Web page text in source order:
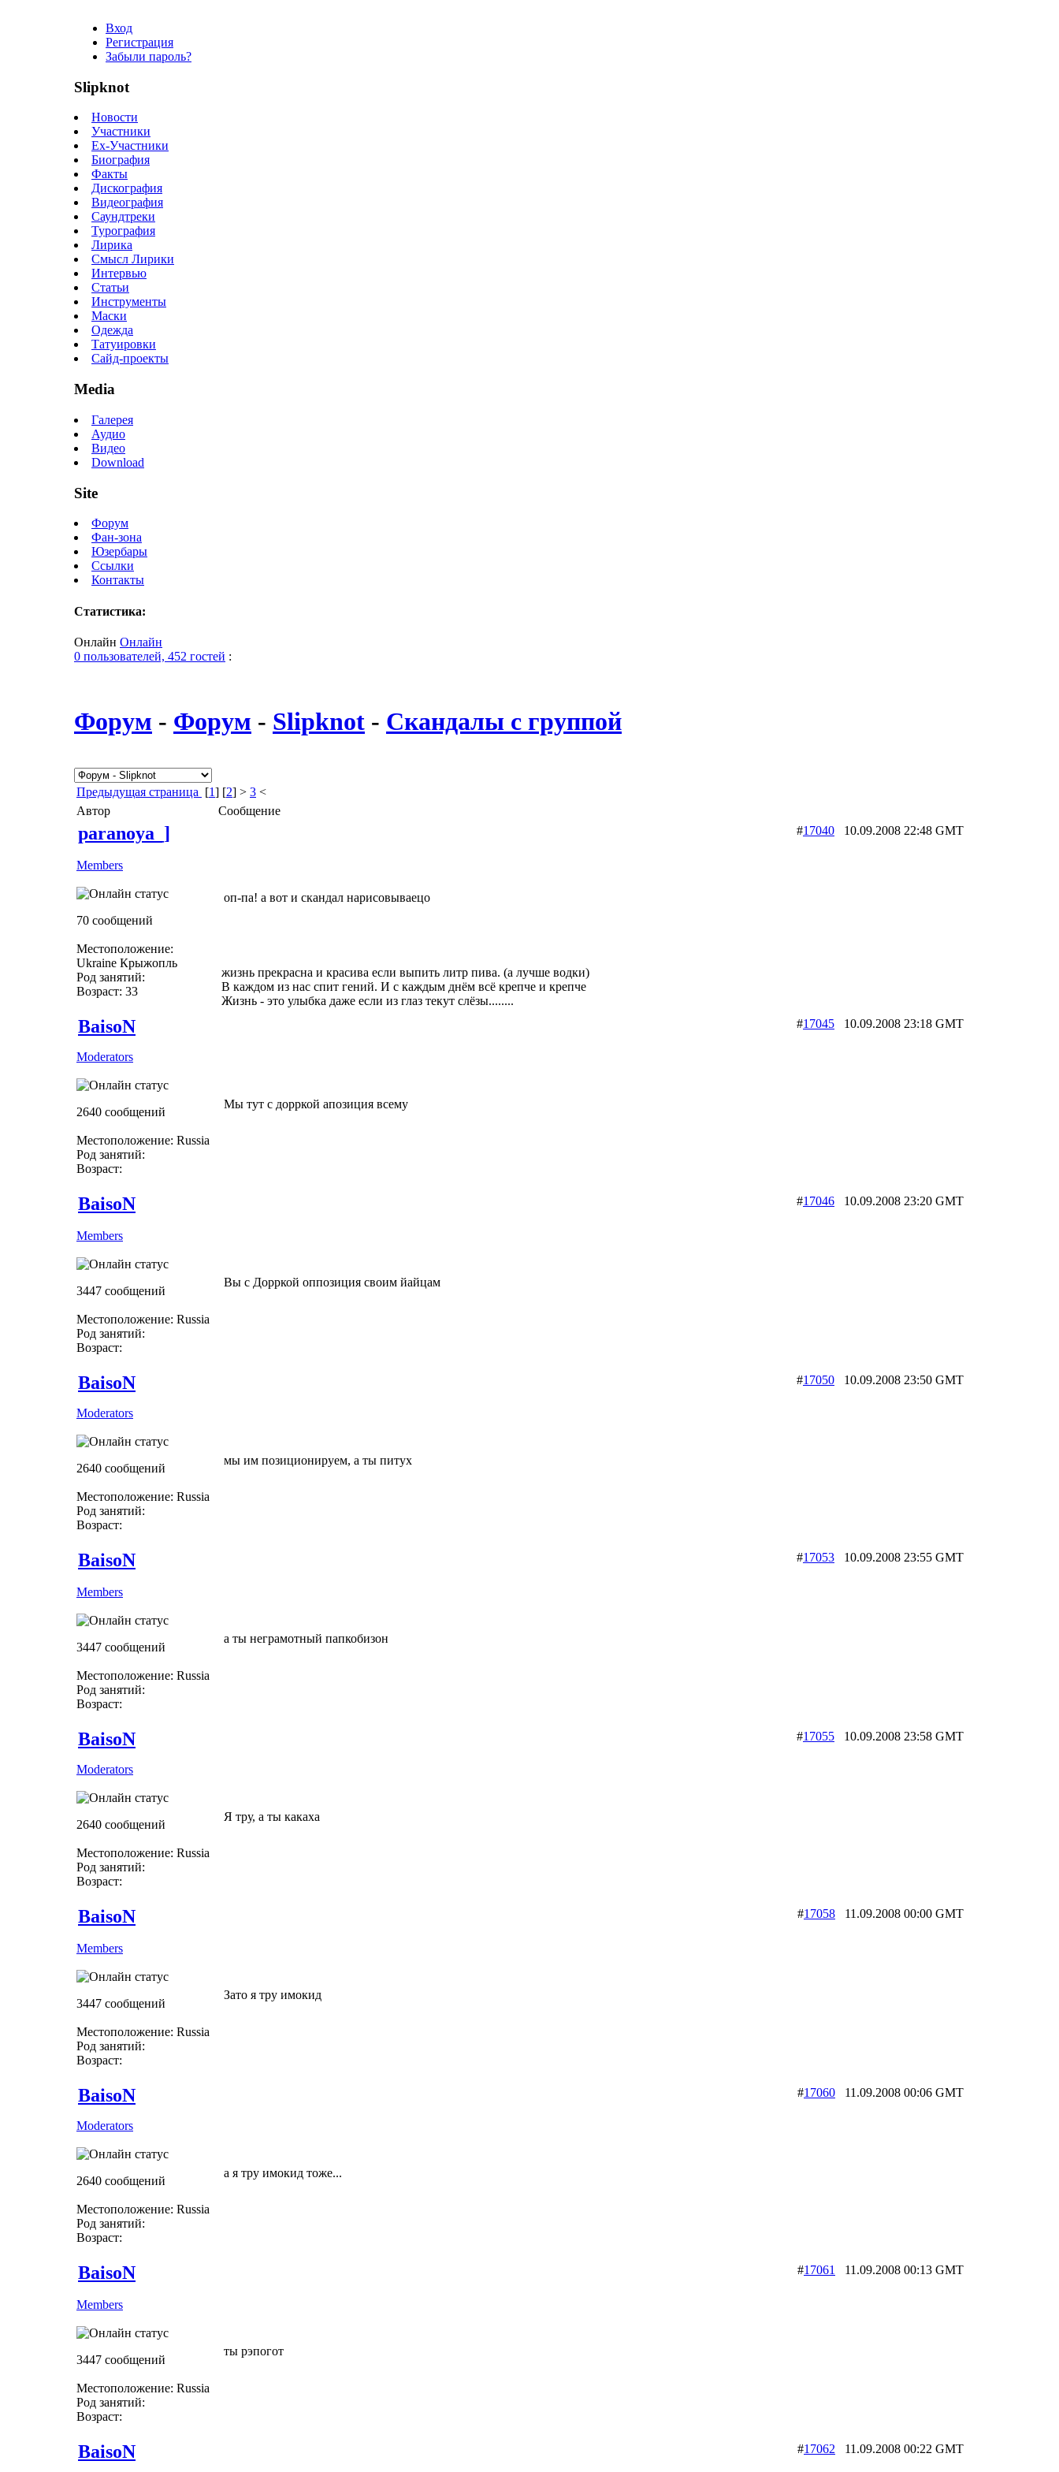
Вход
Регистрация
Забыли пароль?
Slipknot
Новости
Участники
Ex-Участники
Биография
Факты
Дискография
Видеография
Саундтреки
Турография
Лирика
Смысл Лирики
Интервью
Статьи
Инструменты
Маски
Одежда
Татуировки
Сайд-проекты
Media
Галерея
Аудио
Видео
Download
Site
Форум
Фан-зона
Юзербары
Ссылки
Контакты
Статистика:
Онлайн Онлайн
0 пользователей, 452 гостей :
Форум - Форум - Slipknot - Скандалы с группой
Предыдущая страница [1] [2] > 3 <
Автор
Сообщение
paranoya_]
Members
70 сообщений
Местоположение:
Ukraine Крыжопль
Род занятий:
Возраст: 33
#17040 10.09.2008 22:48 GMT
оп-па! а вот и скандал нарисовываецо
жизнь прекрасна и красива если выпить литр пива. (а лучше водки)
В каждом из нас спит гений. И с каждым днём всё крепче и крепче
Жизнь - это улыбка даже если из глаз текут слёзы........
BaisoN
Moderators
2640 сообщений
Местоположение: Russia
Род занятий:
Возраст:
#17045 10.09.2008 23:18 GMT
Мы тут с дорркой апозиция всему
BaisoN
Members
3447 сообщений
Местоположение: Russia
Род занятий:
Возраст:
#17046 10.09.2008 23:20 GMT
Вы с Дорркой оппозиция своим йайцам
BaisoN
Moderators
2640 сообщений
Местоположение: Russia
Род занятий:
Возраст:
#17050 10.09.2008 23:50 GMT
мы им позиционируем, а ты питух
BaisoN
Members
3447 сообщений
Местоположение: Russia
Род занятий:
Возраст:
#17053 10.09.2008 23:55 GMT
а ты неграмотный папкобизон
BaisoN
Moderators
2640 сообщений
Местоположение: Russia
Род занятий:
Возраст:
#17055 10.09.2008 23:58 GMT
Я тру, а ты какаха
BaisoN
Members
3447 сообщений
Местоположение: Russia
Род занятий:
Возраст:
#17058 11.09.2008 00:00 GMT
Зато я тру имокид
BaisoN
Moderators
2640 сообщений
Местоположение: Russia
Род занятий:
Возраст:
#17060 11.09.2008 00:06 GMT
а я тру имокид тоже...
BaisoN
Members
3447 сообщений
Местоположение: Russia
Род занятий:
Возраст:
#17061 11.09.2008 00:13 GMT
ты рэпогот
BaisoN #17062 11.09.2008 00:22 GMT